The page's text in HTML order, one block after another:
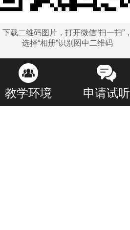
下载二维码图片，打开微信“扫一扫”
选择“相册”识别图中二维码
教学环境 申请试听